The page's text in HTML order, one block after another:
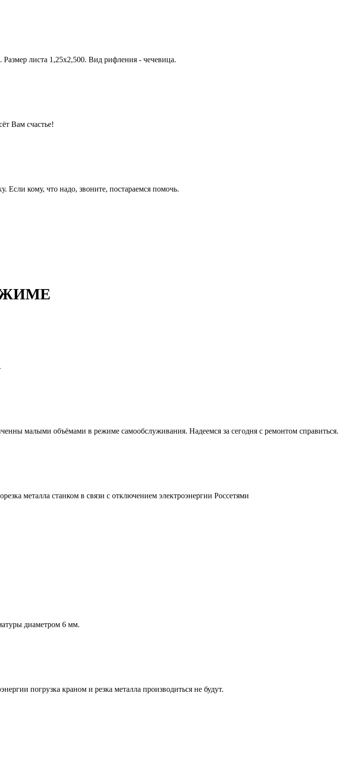
листа 1,25х2,500. Вид рифления - чечевица.
Вам счастье!
кому, что надо, звоните, постараемся помочь.
малыми объёмами в режиме самообслуживания. Надеемся за сегодня с ремонтом справиться.
металла станком в связи с отключением электроэнергии Россетями
диаметром 6 мм.
погрузка краном и резка металла производиться не будут.